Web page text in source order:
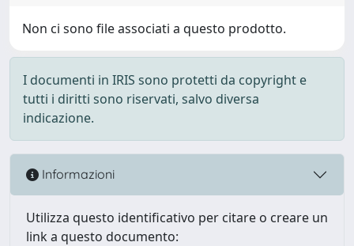
Non ci sono file associati a questo prodotto.
I documenti in IRIS sono protetti da copyright e
tutti i diritti sono riservati, salvo diversa
indicazione.
Informazioni
Utilizza questo identificativo per citare o creare un
link a questo documento: